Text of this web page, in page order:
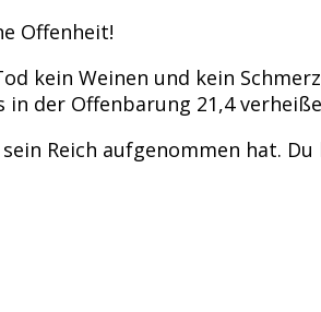
Offenheit!
kein Weinen und kein
in der Offenbarung 21,4
Reich aufgenommen hat.